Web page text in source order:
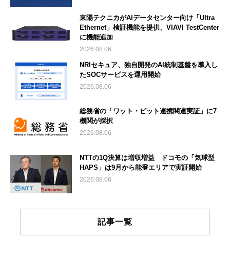
東陽テクニカがAIデータセンター向け「Ultra
Ethernet」検証機能を提供、VIAVI TestCenter
に機能追加
2026.08.06
NRIセキュア、独自開発のAI統制基盤を導入し
たSOCサービスを運用開始
2026.08.06
総務省の「ワット・ビット連携関連実証」に7
機関が採択
2026.08.06
NTTの1Q決算は増収増益 ドコモの「気球型
HAPS」は9月から能登エリアで実証開始
2026.08.06
記事一覧